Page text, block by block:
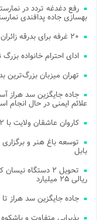
رفع دغدغه تردد در
بهسازی جاده پدافندی
۲۰ غرفه برای بدرقه زائران آقای شهید ایران در مسیر طریق الرضا برپا شد
ادای احترام خانواده
تهران میزبان بزرگ‌ترین
جاده جایگزین سد هراز
علائم ایمنی در حال انجام
کاروان عاشقان ولایت با ۲ دستگاه اتوبوس از بلده راهی تهران شد
بابل
تحویل ۲ دستگاه
ریالی ۲۵ میلیارد
جاده جایگزین سد هراز